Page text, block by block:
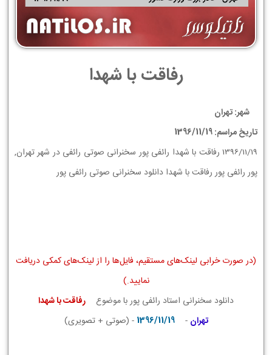
رفاقت با شهدا
شهر: تهران
تاریخ مراسم: 1396/11/19
1396/11/19 رفاقت با شهدا رائفی پور سخنرانی صوتی رائفی در شهر تهران,
پور رائفی پور رفاقت با شهدا دانلود سخنرانی صوتی رائفی پور
(در صورت خرابی لینک‌های مستقیم، فایل‌ها را از لینک‌های کمکی دریافت
نمایید.)
دانلود سخنرانی استاد رائفی پور با موضوع
رفاقت با شهدا
تهران -
1396/11/19 - (صوتی + تصویری)